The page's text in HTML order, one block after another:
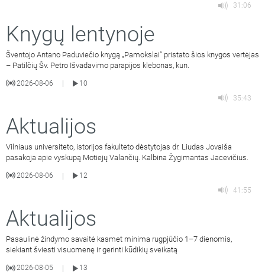
31:06
Knygų lentynoje
Šventojo Antano Paduviečio knygą „Pamokslai“ pristato šios knygos vertėjas
– Patilčių Šv. Petro Išvadavimo parapijos klebonas, kun.
2026-08-06
10
35:43
Aktualijos
Vilniaus universiteto, istorijos fakulteto dėstytojas dr. Liudas Jovaiša
pasakoja apie vyskupą Motiejų Valančių. Kalbina Žygimantas Jacevičius.
2026-08-06 |
12
41:55
Aktualijos
Pasaulinė žindymo savaitė kasmet minima rugpjūčio 1–7 dienomis,
siekiant šviesti visuomenę ir gerinti kūdikių sveikatą
2026-08-05
13